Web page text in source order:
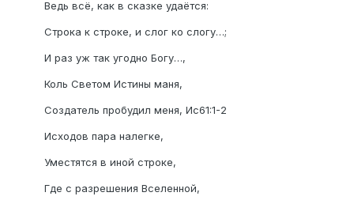
Ведь всё, как в сказке удаётся:
Строка к строке, и слог ко слогу…;
И раз уж так угодно Богу…,
Коль Светом Истины маня,
Создатель пробудил меня, Ис61:1-2
Исходов пара налегке,
Уместятся в иной строке,
Где с разрешения Вселенной,